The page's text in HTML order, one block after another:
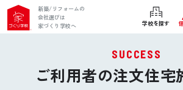
新築/リフォームの
会社選びは
家づくり学校へ
学校を探す
ぴったりの住宅会社
個別相
SUCCESS
ご利用者の注文住宅